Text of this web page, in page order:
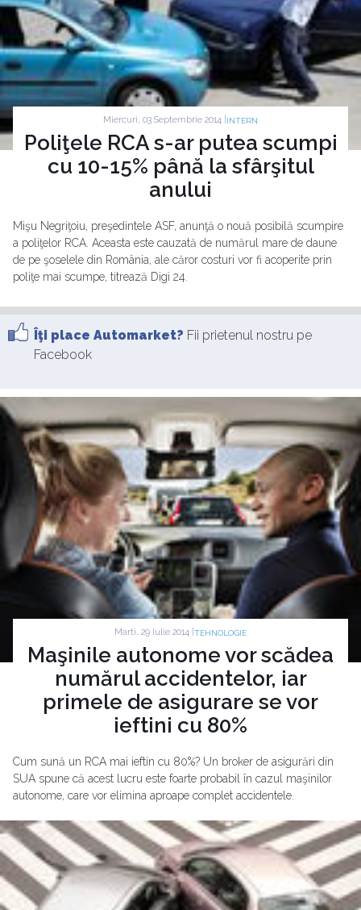
Miercuri, 03 Septembrie 2014 | INTERN
Poliţele RCA s-ar putea scumpi
cu 10-15% până la sfârşitul
anului
Mişu Negriţoiu, preşedintele ASF, anunţă o nouă posibilă scumpire
a poliţelor RCA. Aceasta este cauzată de numărul mare de daune
de pe şoselele din România, ale căror costuri vor fi acoperite prin
poliţe mai scumpe, titrează Digi 24.
Îţi place Automarket? Fii prietenul nostru pe
Facebook
Marti, 29 Iulie 2014 | TEHNOLOGIE
Maşinile autonome vor scădea
numărul accidentelor, iar
primele de asigurare se vor
ieftini cu 80%
Cum sună un RCA mai ieftin cu 80%? Un broker de asigurări din
SUA spune că acest lucru este foarte probabil în cazul maşinilor
autonome, care vor elimina aproape complet accidentele.